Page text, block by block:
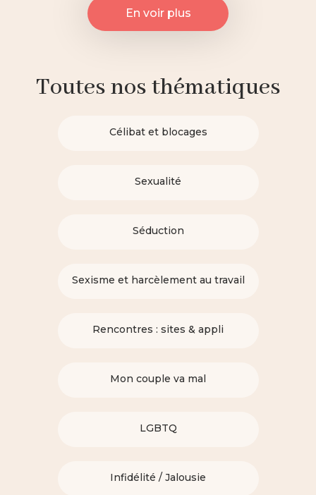
En voir plus
Toutes nos thématiques
Célibat et blocages
Sexualité
Séduction
Sexisme et harcèlement au travail
Rencontres : sites & appli
Mon couple va mal
LGBTQ
Infidélité / Jalousie